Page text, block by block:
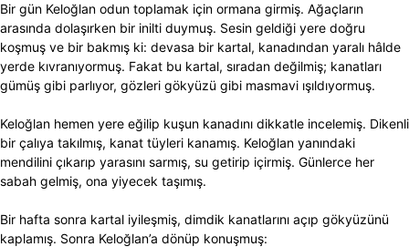
Bir gün Keloğlan odun toplamak için ormana girmiş. Ağaçların
arasında dolaşırken bir inilti duymuş. Sesin geldiği yere doğru
koşmuş ve bir bakmış ki: devasa bir kartal, kanadından yaralı hâlde
yerde kıvranıyormuş. Fakat bu kartal, sıradan değilmiş; kanatları
gümüş gibi parlıyor, gözleri gökyüzü gibi masmavi ışıldıyormuş.
Keloğlan hemen yere eğilip kuşun kanadını dikkatle incelemiş. Dikenli
bir çalıya takılmış, kanat tüyleri kanamış. Keloğlan yanındaki
mendilini çıkarıp yarasını sarmış, su getirip içirmiş. Günlerce her
sabah gelmiş, ona yiyecek taşımış.
Bir hafta sonra kartal iyileşmiş, dimdik kanatlarını açıp gökyüzünü
kaplamış. Sonra Keloğlan’a dönüp konuşmuş: